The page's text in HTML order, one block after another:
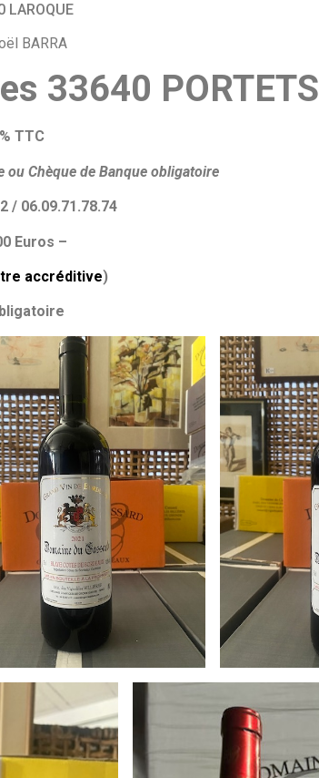
LAROQUE
BARRA
33640 PORTETS
TTC
ou Chèque de Banque obligatoire
/ 06.09.71.78.74
Euros –
accréditive)